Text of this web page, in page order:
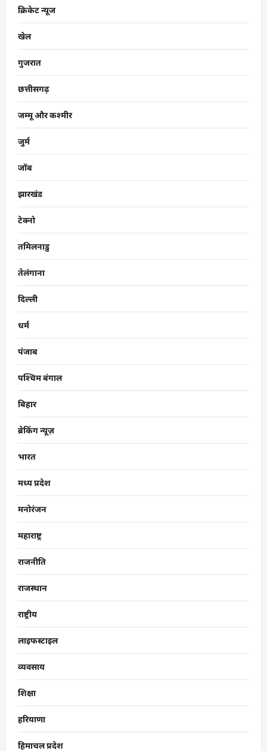
क्रिकेट न्यूज
खेल
गुजरात
छत्तीसगढ़
जम्मू और कश्मीर
जुर्म
जॉब
झारखंड
टेक्नो
तमिलनाडु
तेलंगाना
दिल्ली
धर्म
पंजाब
पश्चिम बंगाल
बिहार
ब्रेकिंग न्यूज़
भारत
मध्य प्रदेश
मनोरंजन
महाराष्ट्र
राजनीति
राजस्थान
राष्ट्रीय
लाइफस्टाइल
व्यवसाय
शिक्षा
हरियाणा
हिमाचल प्रदेश